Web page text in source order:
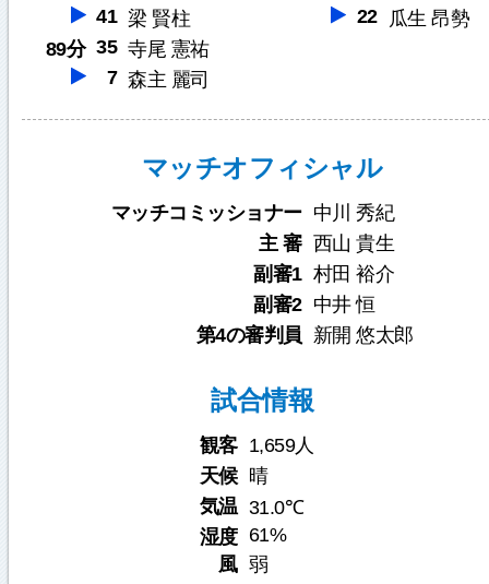
41 梁 賢柱
89分 35 寺尾 憲祐
7 森主 麗司
22
瓜生 昂勢
マッチオフィシャル
マッチコミッショナー 中川 秀紀
主 審 西山 貴生
副審1 村田 裕介
副審2 中井 恒
第4の審判員 新開 悠太郎
試合情報
観客 1,659人
天候 晴
気温 31.0℃
湿度 61%
風 弱